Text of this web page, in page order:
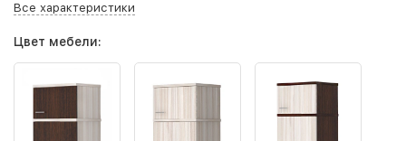
Все характеристики
Цвет мебели: